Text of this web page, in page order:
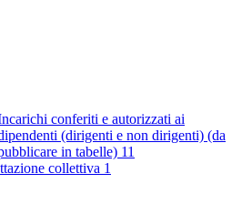
conferiti e autorizzati ai
(dirigenti e non dirigenti) (da
in tabelle) 11
collettiva 1